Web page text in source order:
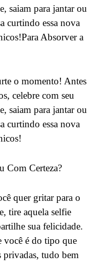
saiam para jantar ou
curtindo essa nova
Absorver a
o momento! Antes
celebre com seu
saiam para jantar ou
curtindo essa nova
Com Certeza?
quer gritar para o
tire aquela selfie
sua felicidade.
você é do tipo que
privadas, tudo bem